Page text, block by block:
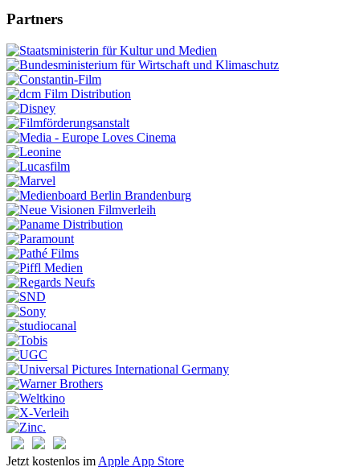
Partners
Jetzt kostenlos im Apple App Store